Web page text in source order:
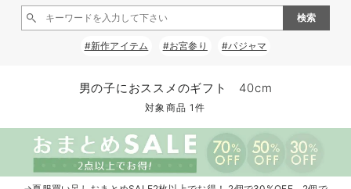
マタニティウェア全て
マタニティ ワンピース
マタニティ トップス
マタニティ アウター（コート）・ママコート
マタニティ 下着・インナー全て
授乳ブラ・マタニティブラ（マタニティインナー・産後用品）
マタニティ 授乳 キャミソール
産褥ショーツ
授乳服全て
マタニティ フォーマル全て
マタニティ スーツ
マタニティ ドレス（結婚式・お呼ばれ）
マタニティ フォーマル パンツ・ボトムス
授乳用品全て
妊婦用 抱き枕・授乳クッション
マタニティレッグウェア全て
マタニティストッキング・タイツ
マタニティ ボディケア全て
アウトレット全て
【アウトレット】ワンピース
【アウトレット】パジャマ
【アウトレット】インナー
特集全て
コットン素材
冷房対策
再入荷全て
再入荷｜インナー
送料無料アイテム全て
ワンピース
スカート
ブラキャミ おまとめ
【37周年祭セール】
【37周年祭セール】
気温差別オススメア
【15℃】3月下旬～
動きやすく着回しで
強撚スムース(コスパ
マタニティウェア
【おまとめ割】パジ
こだわりの履き心地
カジュアル
オフィス
ジャケット派
きれいめ美脚パンツ派
出産準備応援割全て
マタニティパジャマ
【オフィスカジュア
レギンスタイプ
【フォーマル】ワン
【ベビー】長袖
ハンカチ
短肌着
快適ウェア10%OFF
快適ウェア10%OFF
春のマタニティワン
セットアップ・ レイ
ジャンパースカート/
Gift Selection 出産
〜3,000円（税込）
10,001円（税込）〜
冬の冷え対策インナ
薄くてあったか
保温&リカバリー
入院準備の持ち物チ
入院してすぐ使うグ
冬のあったか特集全て
【冬のあったか特集
【冬のあったか特集
#新作アイテム #お宮参り #パジャマ
男の子におススメのギフト 40cm
対象商品 1件
閉じる